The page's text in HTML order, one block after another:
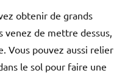
obtenir de grands
venez de mettre dessus,
Vous pouvez aussi relier
le sol pour faire une